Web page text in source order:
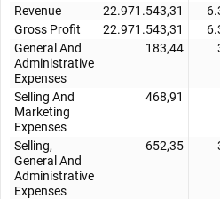
Revenue 22.971.543,31
Gross Profit
22.971.543,31
General And
Administrative
Expenses
183,44
Selling And
Marketing
Expenses
468,91
Selling,
General And
Administrative
Expenses
652,35